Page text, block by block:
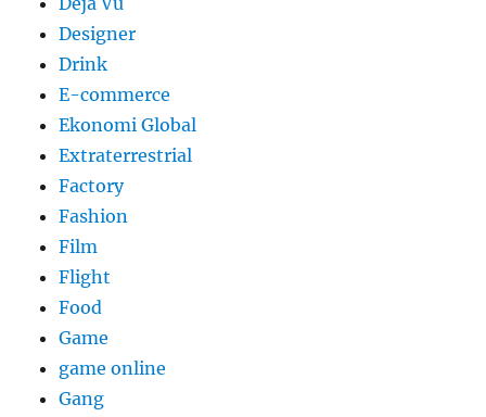
Designer
Drink
E-commerce
Ekonomi Global
Extraterrestrial
Factory
Fashion
Film
Flight
Food
Game
game online
Gang